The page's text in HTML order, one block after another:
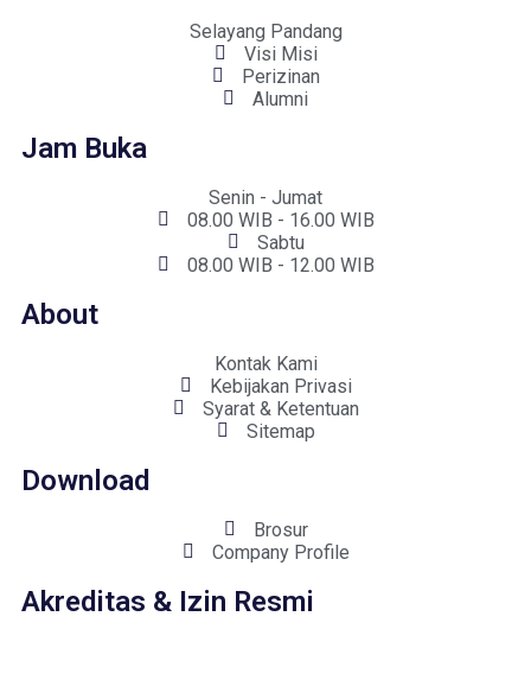
Selayang Pandang
Visi Misi
Perizinan
Alumni
Jam Buka
Senin - Jumat
08.00 WIB - 16.00 WIB
Sabtu
08.00 WIB - 12.00 WIB
About
Kontak Kami
Kebijakan Privasi
Syarat & Ketentuan
Sitemap
Download
Brosur
Company Profile
Akreditas & Izin Resmi